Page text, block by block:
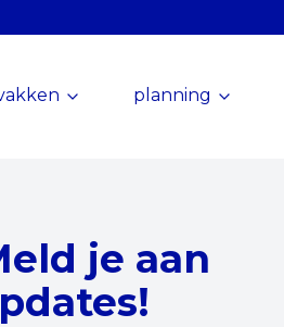
planning
je aan